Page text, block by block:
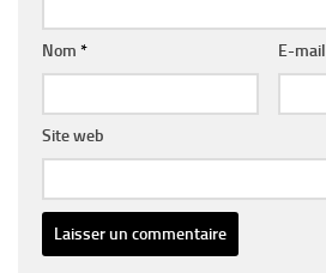
Nom * E-mail
Site web